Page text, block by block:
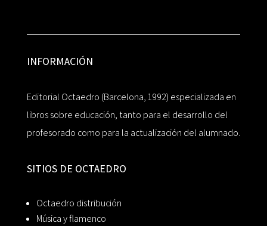
INFORMACIÓN
Editorial Octaedro (Barcelona, 1992) especializada en
libros sobre educación, tanto para el desarrollo del
profesorado como para la actualización del alumnado.
SITIOS DE OCTAEDRO
Octaedro distribución
Música y flamenco